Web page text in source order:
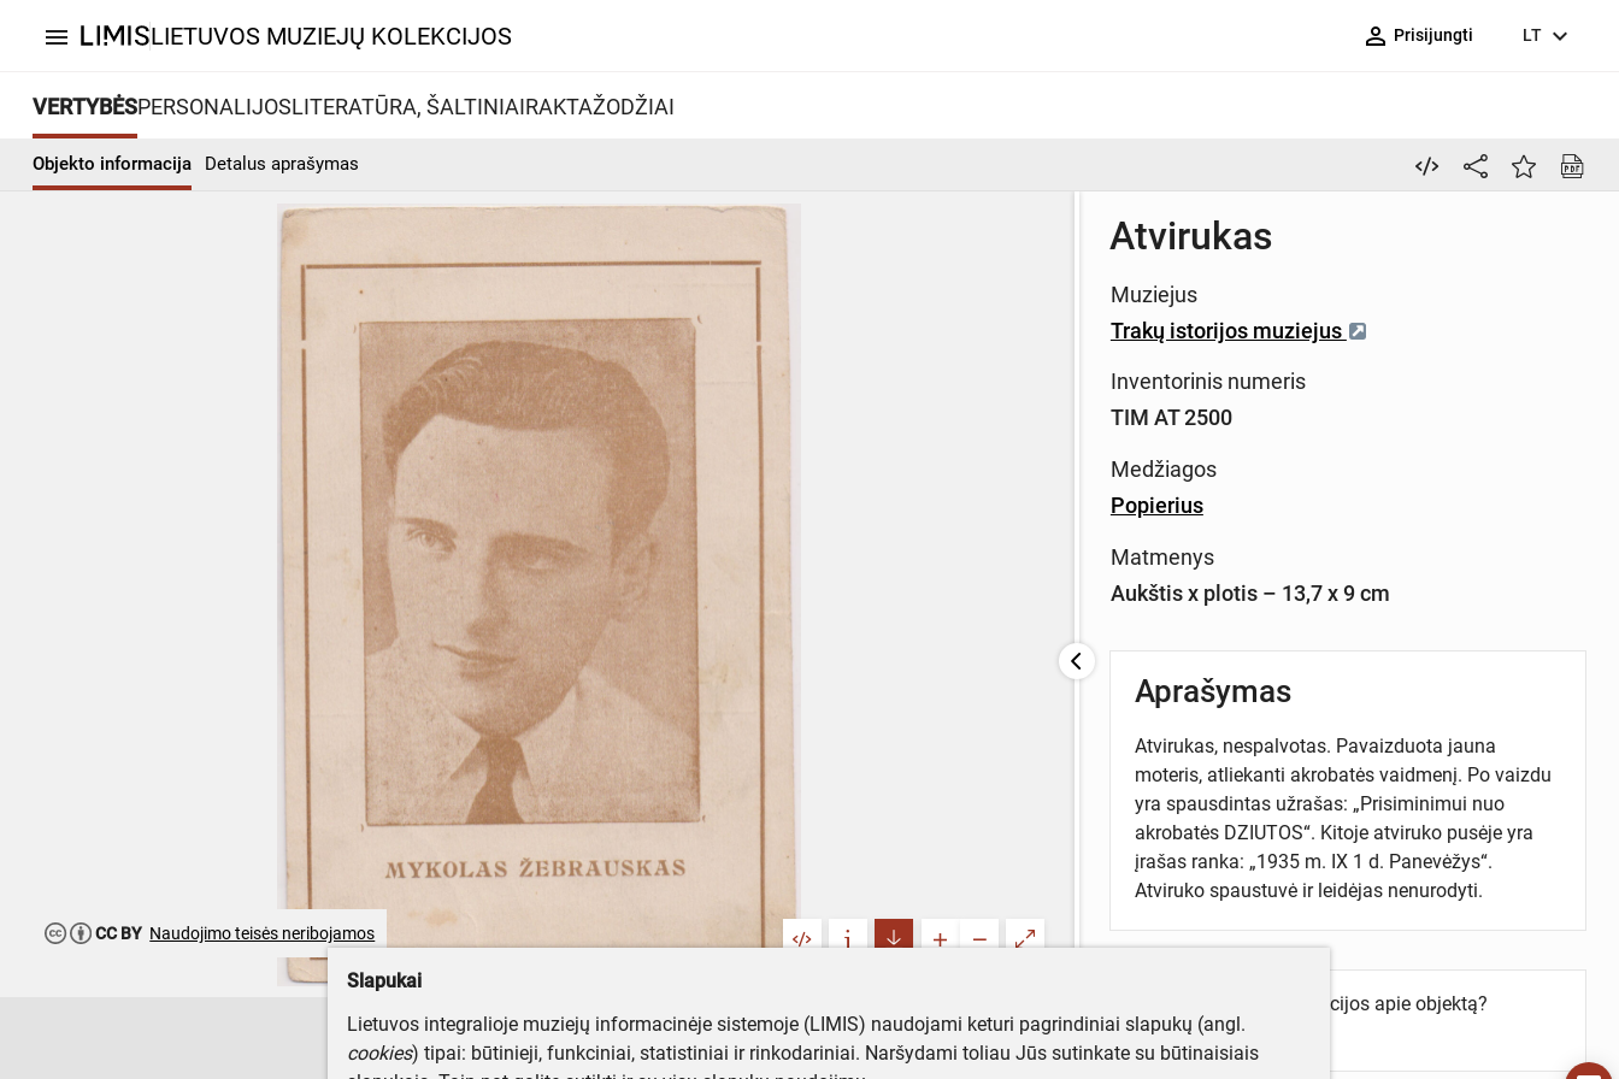
menu LIETUVOS MUZIEJŲ KOLEKCIJOS person_outline Prisijungti LT expand_more
VERTYBĖSPERSONALIJOSLITERATŪRA, ŠALTINIAIRAKTAŽODŽIAI
Objekto informacija Detalus aprašymas
CC BY Naudojimo teisės neribojamos
Atvirukas
Muziejus
Trakų istorijos muziejus
Inventorinis numeris
TIM AT 2500
Medžiagos
Popierius
Matmenys
Aukštis x plotis – 13,7 x 9 cm
Aprašymas
Atvirukas, nespalvotas. Pavaizduota jauna
moteris, atliekanti akrobatės vaidmenį. Po vaizdu
yra spausdintas užrašas: „Prisiminimui nuo
akrobatės DZIUTOS“. Kitoje atviruko pusėje yra
įrašas ranka: „1935 m. IX 1 d. Panevėžys“.
Atviruko spaustuvė ir leidėjas nenurodyti.
Turite daugiau informacijos apie objektą?
Parašykite mums!
Slapukai
Lietuvos integralioje muziejų informacinėje sistemoje (LIMIS) naudojami keturi pagrindiniai slapukų (angl.
cookies) tipai: būtinieji, funkciniai, statistiniai ir rinkodariniai. Naršydami toliau Jūs sutinkate su būtinaisiais